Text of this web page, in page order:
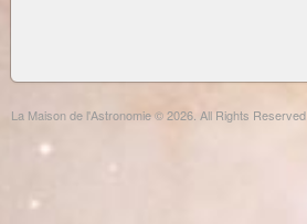
La Maison de l'Astronomie © 2026. All Rights Reserved.